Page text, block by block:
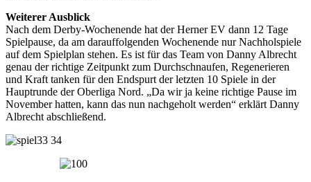
Weiterer Ausblick
Nach dem Derby-Wochenende hat der Herner EV dann 12 Tage
Spielpause, da am darauffolgenden Wochenende nur Nachholspiele
auf dem Spielplan stehen. Es ist für das Team von Danny Albrecht
genau der richtige Zeitpunkt zum Durchschnaufen, Regenerieren
und Kraft tanken für den Endspurt der letzten 10 Spiele in der
Hauptrunde der Oberliga Nord. „Da wir ja keine richtige Pause im
November hatten, kann das nun nachgeholt werden“ erklärt Danny
Albrecht abschließend.